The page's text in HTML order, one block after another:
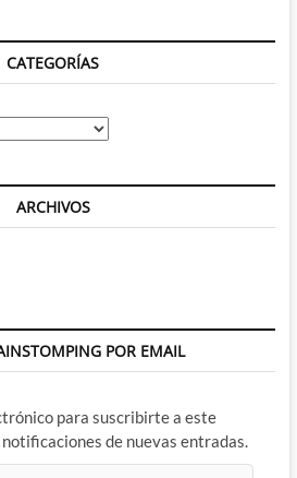
CATEGORÍAS
ARCHIVOS
POR EMAIL
para suscribirte a este
de nuevas entradas.